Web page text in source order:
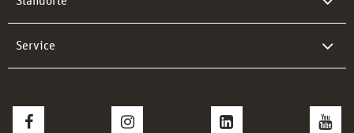
Service